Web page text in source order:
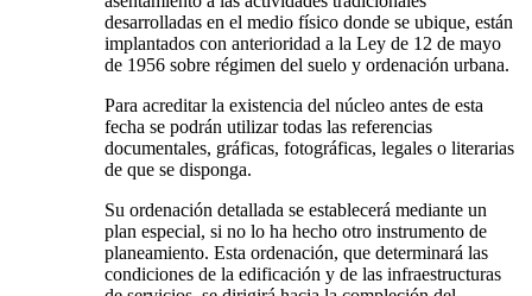
desarrolladas en el medio físico donde se ubique, están
implantados con anterioridad a la Ley de 12 de mayo
de 1956 sobre régimen del suelo y ordenación urbana.
Para acreditar la existencia del núcleo antes de esta
fecha se podrán utilizar todas las referencias
documentales, gráficas, fotográficas, legales o literarias
de que se disponga.
Su ordenación detallada se establecerá mediante un
plan especial, si no lo ha hecho otro instrumento de
planeamiento. Esta ordenación, que determinará las
condiciones de la edificación y de las infraestructuras